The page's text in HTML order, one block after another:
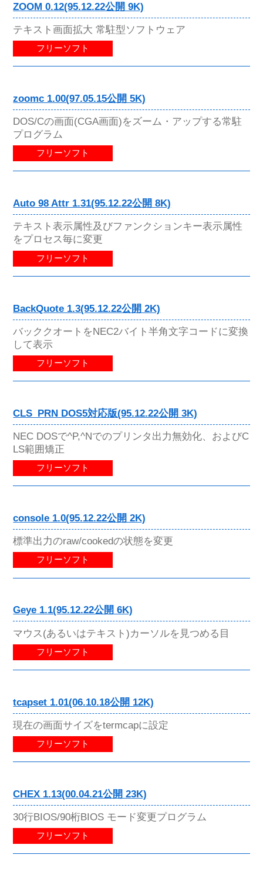
ZOOM 0.12(95.12.22公開 9K)
テキスト画面拡大 常駐型ソフトウェア
フリーソフト
zoomc 1.00(97.05.15公開 5K)
DOS/Cの画面(CGA画面)をズーム・アップする常駐
プログラム
フリーソフト
Auto 98 Attr 1.31(95.12.22公開 8K)
テキスト表示属性及びファンクションキー表示属性
をプロセス毎に変更
フリーソフト
BackQuote 1.3(95.12.22公開 2K)
バッククオートをNEC2バイト半角文字コードに変換
して表示
フリーソフト
CLS_PRN DOS5対応版(95.12.22公開 3K)
NEC DOSで^P,^Nでのプリンタ出力無効化、およびC
LS範囲矯正
フリーソフト
console 1.0(95.12.22公開 2K)
標準出力のraw/cookedの状態を変更
フリーソフト
Geye 1.1(95.12.22公開 6K)
マウス(あるいはテキスト)カーソルを見つめる目
フリーソフト
tcapset 1.01(06.10.18公開 12K)
現在の画面サイズをtermcapに設定
フリーソフト
CHEX 1.13(00.04.21公開 23K)
30行BIOS/90桁BIOS モード変更プログラム
フリーソフト